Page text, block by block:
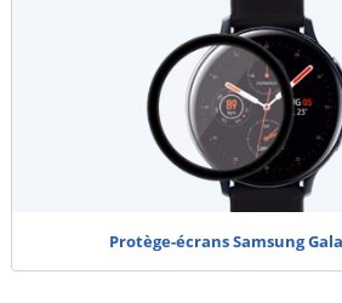
Protège-écrans Samsung